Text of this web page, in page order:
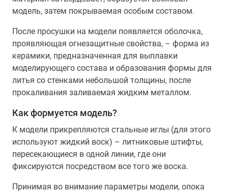
модель, затем покрываемая особым составом.
После просушки на модели появляется оболочка,
проявляющая огнезащитные свойства, – форма из
керамики, предназначенная для выплавки
моделирующего состава и образования формы для
литья со стенками небольшой толщины, после
прокаливания заливаемая жидким металлом.
Как формуется модель?
К модели прикрепляются стальные иглы (для этого
используют жидкий воск) – литниковые штифты,
пересекающиеся в одной линии, где они
фиксируются посредством все того же воска.
Принимая во внимание параметры модели, опока